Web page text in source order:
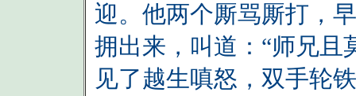
迎。他两个厮骂厮打，
拥出来，叫道：“师兄且
见了越生嗔怒，双手轮